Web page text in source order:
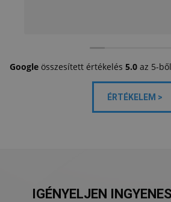
Googleösszesített értékelés 5.0az 5-
ÉRTÉKELEM >
IGÉNYELJEN